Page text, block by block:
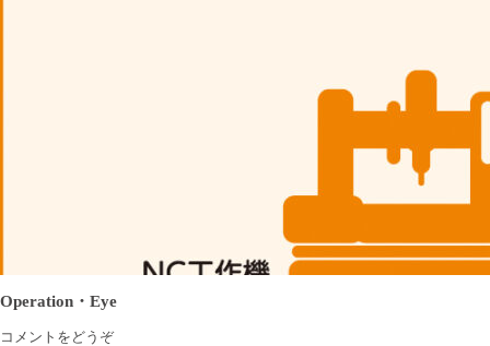
Operation・Eye
コメントをどうぞ